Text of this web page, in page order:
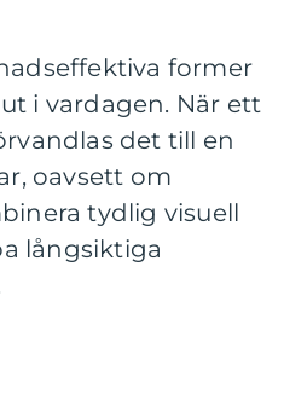
former
i vardagen. När ett
det till en
oavsett om
tydlig visuell
långsiktiga